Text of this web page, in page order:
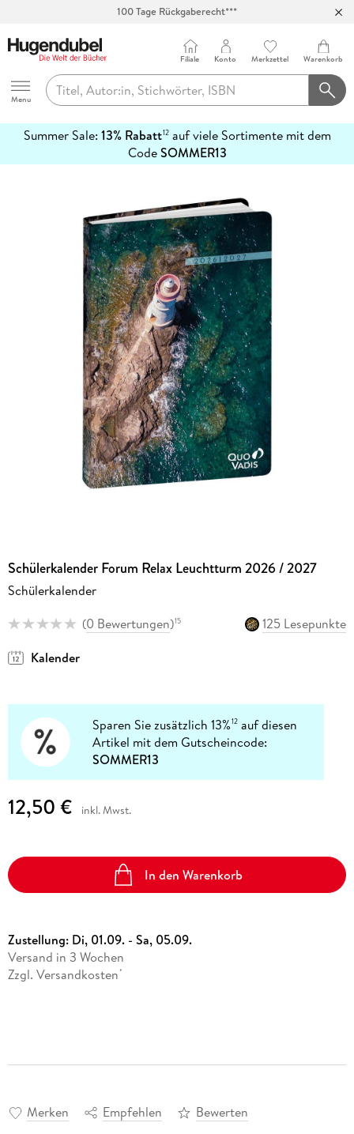
Hugendubel
Menu
Filiale Konto Merkzettel Warenkorb
Summer Sale: 13% Rabatt12auf viele Sortimente mit dem
CodeSOMMER13
erfahren
Schülerkalender Forum Relax Leuchtturm 2026 / 2027
Schülerkalender
(0 Bewertungen)15
125 Lesepunkte
Kalender
Sparen Sie zusätzlich 13%12 auf diesen
Artikel mit dem Gutscheincode:
SOMMER13
12,50 € inkl. Mwst.
In den Warenkorb
Zustellung: Di, 01.09. - Sa, 05.09.
Versand in 3 Wochen
Zzgl. Versandkosten *
Merken Empfehlen Bewerten